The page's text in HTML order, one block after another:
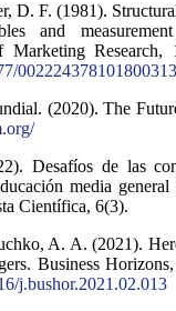
D. F. (1981).
and
Marketing
002224378101800313
(2020). The
Desafíos de las
media
Científica, 6(3).
A. A. (2021).
Business
j.bushor.2021.02.013